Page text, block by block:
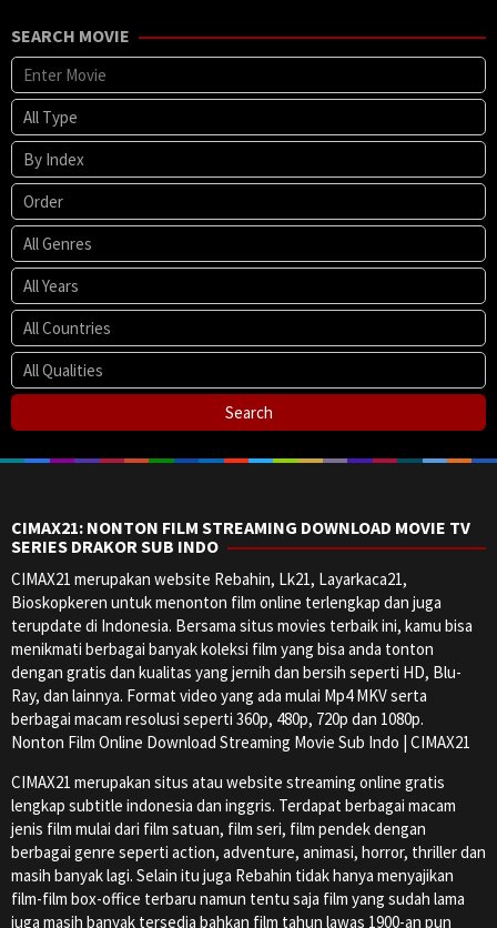
SEARCH MOVIE
CIMAX21: NONTON FILM STREAMING DOWNLOAD MOVIE TV
SERIES DRAKOR SUB INDO
CIMAX21 merupakan website Rebahin, Lk21, Layarkaca21,
Bioskopkeren untuk menonton film online terlengkap dan juga
terupdate di Indonesia. Bersama situs movies terbaik ini, kamu bisa
menikmati berbagai banyak koleksi film yang bisa anda tonton
dengan gratis dan kualitas yang jernih dan bersih seperti HD, Blu-
Ray, dan lainnya. Format video yang ada mulai Mp4 MKV serta
berbagai macam resolusi seperti 360p, 480p, 720p dan 1080p.
Nonton Film Online Download Streaming Movie Sub Indo | CIMAX21
CIMAX21 merupakan situs atau website streaming online gratis
lengkap subtitle indonesia dan inggris. Terdapat berbagai macam
jenis film mulai dari film satuan, film seri, film pendek dengan
berbagai genre seperti action, adventure, animasi, horror, thriller dan
masih banyak lagi. Selain itu juga Rebahin tidak hanya menyajikan
film-film box-office terbaru namun tentu saja film yang sudah lama
juga masih banyak tersedia bahkan film tahun lawas 1900-an pun